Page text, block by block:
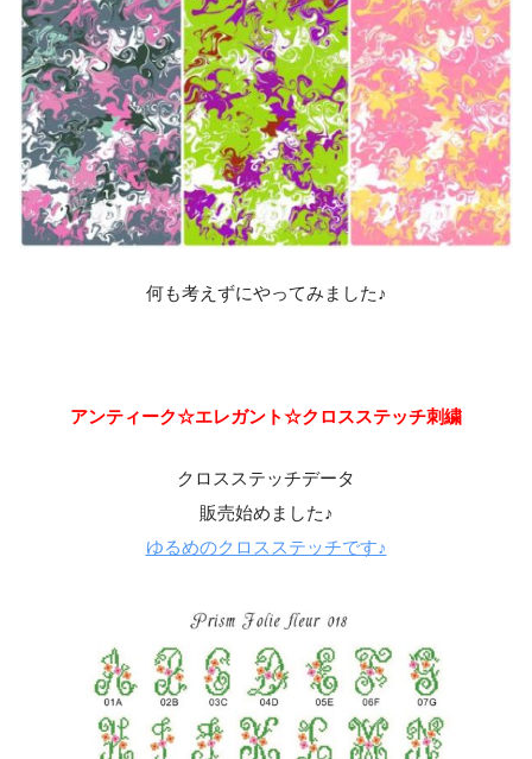
何も考えずにやってみました♪
アンティーク☆エレガント☆クロスステッチ刺繍
クロスステッチデータ
販売始めました♪
ゆるめのクロスステッチです♪